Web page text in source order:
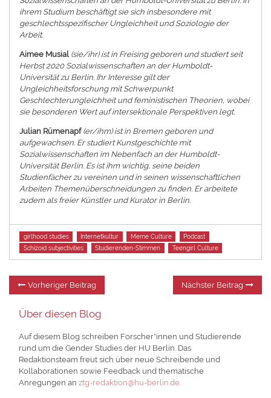
ihrem Studium beschäftigt sie sich insbesondere mit
geschlechtsspezifischer Ungleichheit und Soziologie der
Arbeit.
Aimee Musial (sie/ihr) ist in Freising geboren und studiert seit
Herbst 2020 Sozialwissenschaften an der Humboldt-
Universität zu Berlin. Ihr Interesse gilt der
Ungleichheitsforschung mit Schwerpunkt
Geschlechterungleichheit und feministischen Theorien, wobei
sie besonderen Wert auf intersektionale Perspektiven legt.
Julian Rümenapf (er/ihm) ist in Bremen geboren und
aufgewachsen. Er studiert Kunstgeschichte mit
Sozialwissenschaften im Nebenfach an der Humboldt-
Universität Berlin. Es ist ihm wichtig, seine beiden
Studienfächer zu vereinen und in seinen wissenschaftlichen
Arbeiten Themenüberschneidungen zu finden. Er arbeitete
zudem als freier Künstler und Kurator in Berlin.
Tags
girlhood studies Internetkultur Meme Culture
Podcast
Schizoid subjectivities
Studierenden-Stimmen Teengirl Culture
Beitragsnavigation
Vorheriger Beitrag
Beitrag:
Nächster Beitrag
Über diesen Blog
Auf diesem Blog schreiben Forscher*innen und Studierende
rund um die Gender Studies der HU Berlin. Das
Redaktionsteam freut sich über neue Schreibende und
Kollaborationen sowie Feedback und thematische
Anregungen anztg-redaktion@hu-berlin.de.